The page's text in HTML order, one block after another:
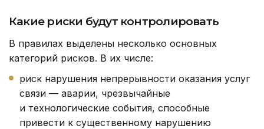
Какие риски будут контролировать
В правилах выделены несколько основных
категорий рисков. В их числе:
риск нарушения непрерывности оказания услуг
связи — аварии, чрезвычайные
и технологические события, способные
привести к существенному нарушению